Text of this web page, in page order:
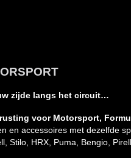
zijde langs het circuit…
voor Motorsport,
en accessoires met dezelfde
Stilo, HRX, Puma, Bengio,